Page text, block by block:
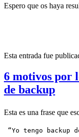
Espero que os haya
Esta entrada fue
6 motivos por
de backup
Esta es una frase que
“Yo tengo